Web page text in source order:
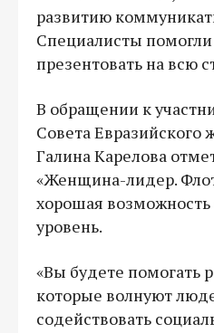
развитию
Специалисты
презентовать на всю
В обращении к
Совета Евразийского
Галина Карелова
«Женщина-лидер.
хорошая
уровень.
«Вы будете помогать
которые волнуют
содействовать